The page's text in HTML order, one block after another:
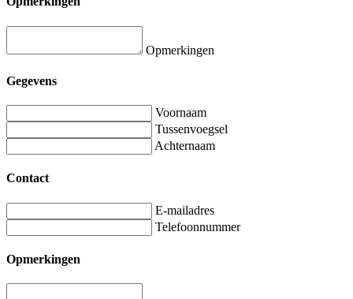
Opmerkingen
Gegevens
Voornaam
Tussenvoegsel
Achternaam
Contact
E-mailadres
Telefoonnummer
Opmerkingen